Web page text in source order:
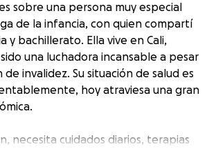
sobre una persona muy especial
de la infancia, con quien compartí
y bachillerato. Ella vive en Cali,
una luchadora incansable a pesar
de invalidez. Su situación de salud es
hoy atraviesa una gran
necesita cuidados diarios, terapias
alimentación especial y otros